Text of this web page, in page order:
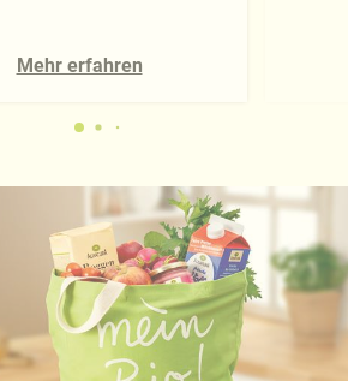
Mehr erfahren